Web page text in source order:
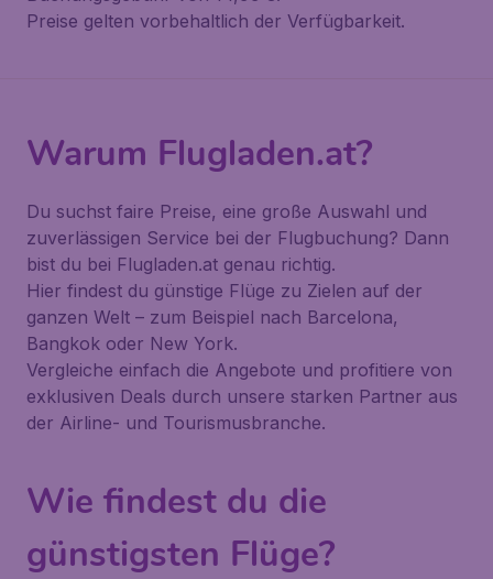
Preise gelten vorbehaltlich der Verfügbarkeit.
Warum Flugladen.at?
Du suchst faire Preise, eine große Auswahl und
zuverlässigen Service bei der Flugbuchung? Dann
bist du bei Flugladen.at genau richtig.
Hier findest du günstige Flüge zu Zielen auf der
ganzen Welt – zum Beispiel nach Barcelona,
Bangkok oder New York.
Vergleiche einfach die Angebote und profitiere von
exklusiven Deals durch unsere starken Partner aus
der Airline- und Tourismusbranche.
Wie findest du die
günstigsten Flüge?